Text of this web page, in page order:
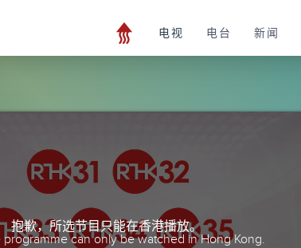
电视 电台 新闻
抱歉，所选节目只能在香港播放。
programme can only be watched in Hong Kong.